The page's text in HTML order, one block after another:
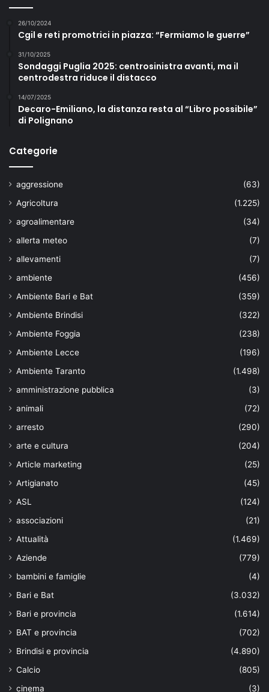
26/10/2024
Cgil e reti promotrici in piazza: “Fermiamo le guerre”
31/10/2025
Sondaggi Puglia 2025: centrosinistra avanti, ma il
centrodestra riduce il distacco
14/07/2025
Decaro-Emiliano, la distanza resta al “Libro possibile”
di Polignano
Categorie
aggressione
(63)
Agricoltura
(1.225)
agroalimentare
(34)
allerta meteo
(7)
allevamenti
(7)
ambiente
(456)
Ambiente Bari e Bat
(359)
Ambiente Brindisi
(322)
Ambiente Foggia
(238)
Ambiente Lecce
(196)
Ambiente Taranto
(1.498)
amministrazione pubblica
(3)
animali
(72)
arresto
(290)
arte e cultura
(204)
Article marketing
(25)
Artigianato
(45)
ASL
(124)
associazioni
(21)
Attualità
(1.469)
Aziende
(779)
bambini e famiglie
(4)
Bari e Bat
(3.032)
Bari e provincia
(1.614)
BAT e provincia
(702)
Brindisi e provincia
(4.890)
Calcio
(805)
cinema
(3)